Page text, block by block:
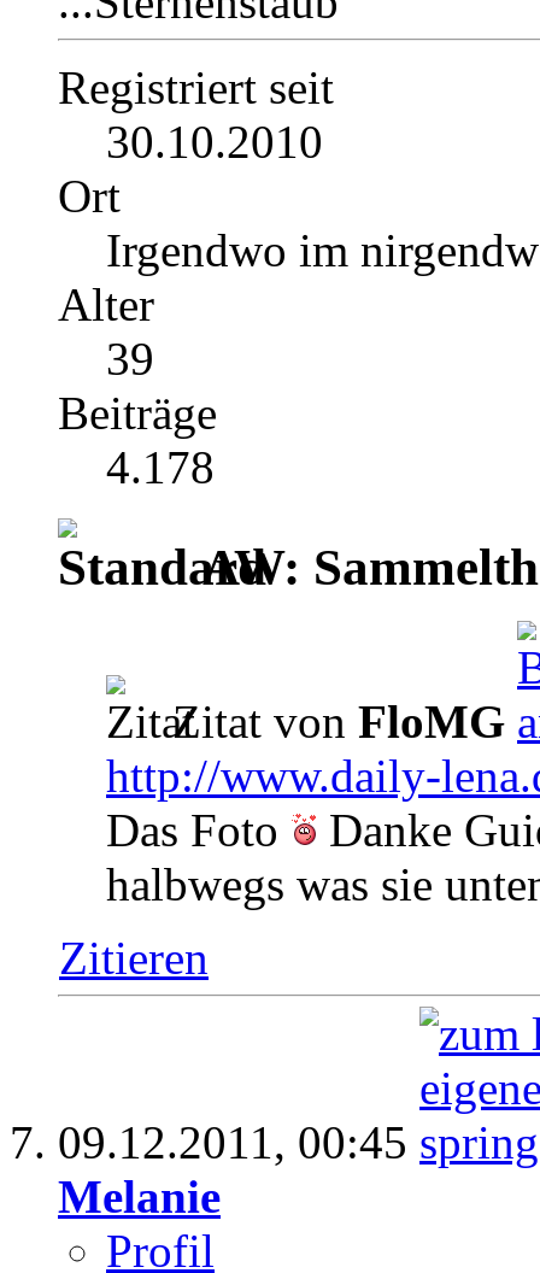
Registriert seit
30.10.2010
Ort
Irgendwo im
Alter
39
Beiträge
4.178
AW:
Zitat von FloMG
http://www.daily-
Das Foto
Danke
halbwegs was sie
Zitieren
09.12.2011, 00:45
Melanie
Profil